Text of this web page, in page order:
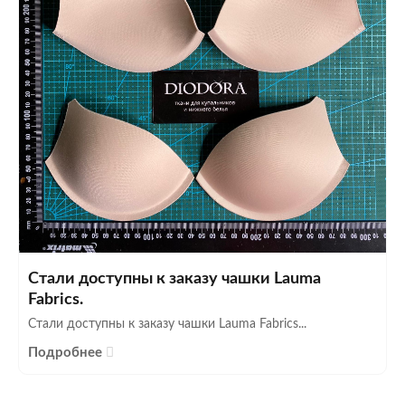
Стали доступны к заказу чашки Lauma
Fabrics.
Стали доступны к заказу чашки Lauma Fabrics...
Подробнее